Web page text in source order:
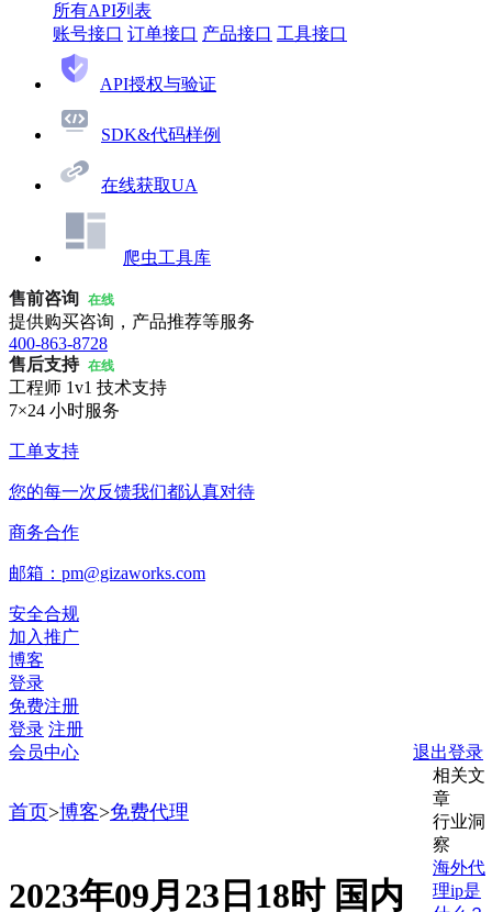
所有API列表
账号接口 订单接口 产品接口 工具接口
API授权与验证
SDK&代码样例
在线获取UA
爬虫工具库
售前咨询 在线
提供购买咨询，产品推荐等服务
400-863-8728
售后支持 在线
工程师 1v1 技术支持
7×24 小时服务
工单支持
您的每一次反馈我们都认真对待
商务合作
邮箱：pm@gizaworks.com
安全合规
加入推广
博客
登录
免费注册
登录 注册
会员中心
退出登录
首页>博客>免费代理
2023年09月23日18时 国内
相关文
章
行业洞
察
海外代
理ip是